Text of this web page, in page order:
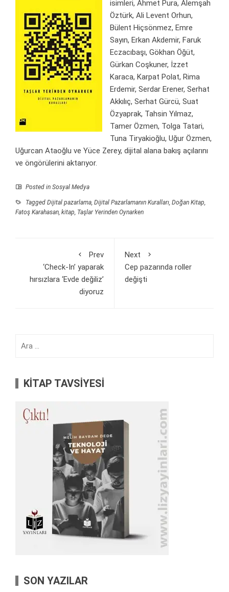
isimleri, Ahmet Pura, Alemşah
Öztürk, Ali Levent Orhun,
Bülent Hiçsönmez, Emre
Sayın, Erkan Akdemir, Faruk
Eczacıbaşı, Gökhan Öğüt,
Gürkan Coşkuner, İzzet
Karaca, Karpat Polat, Rima
Erdemir, Serdar Erener, Serhat
Akkılıç, Serhat Gürcü, Suat
Özyaprak, Tahsin Yılmaz,
Tamer Özmen, Tolga Tatari,
Tuna Tiryakioğlu, Uğur Özmen,
Uğurcan Ataoğlu ve Yüce Zerey, dijital alana bakış açılarını
ve öngörülerini aktarıyor.
Posted in Sosyal Medya
Tagged Dijital pazarlama Dijital Pazarlamanın Kuralları Doğan Kitap
Fatoş Karahasan kitap Taşlar Yerinden Oynarken
Prev
‘Check-In’ yaparak
hırsızlara ‘Evde değiliz’
diyoruz
Next
Cep pazarında roller
değişti
KİTAP TAVSİYESİ
SON YAZILAR